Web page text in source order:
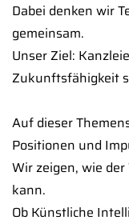
Dabei denken wir
gemeinsam.
Unser Ziel:
Zukunftsfähigkeit
Auf dieser
Positionen und
Wir zeigen, wie
kann.
Ob Künstliche